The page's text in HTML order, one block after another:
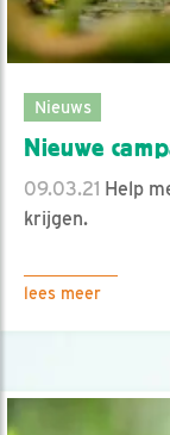
Nieuws
Nieuwe
09.03.21 Help
krijgen.
lees meer